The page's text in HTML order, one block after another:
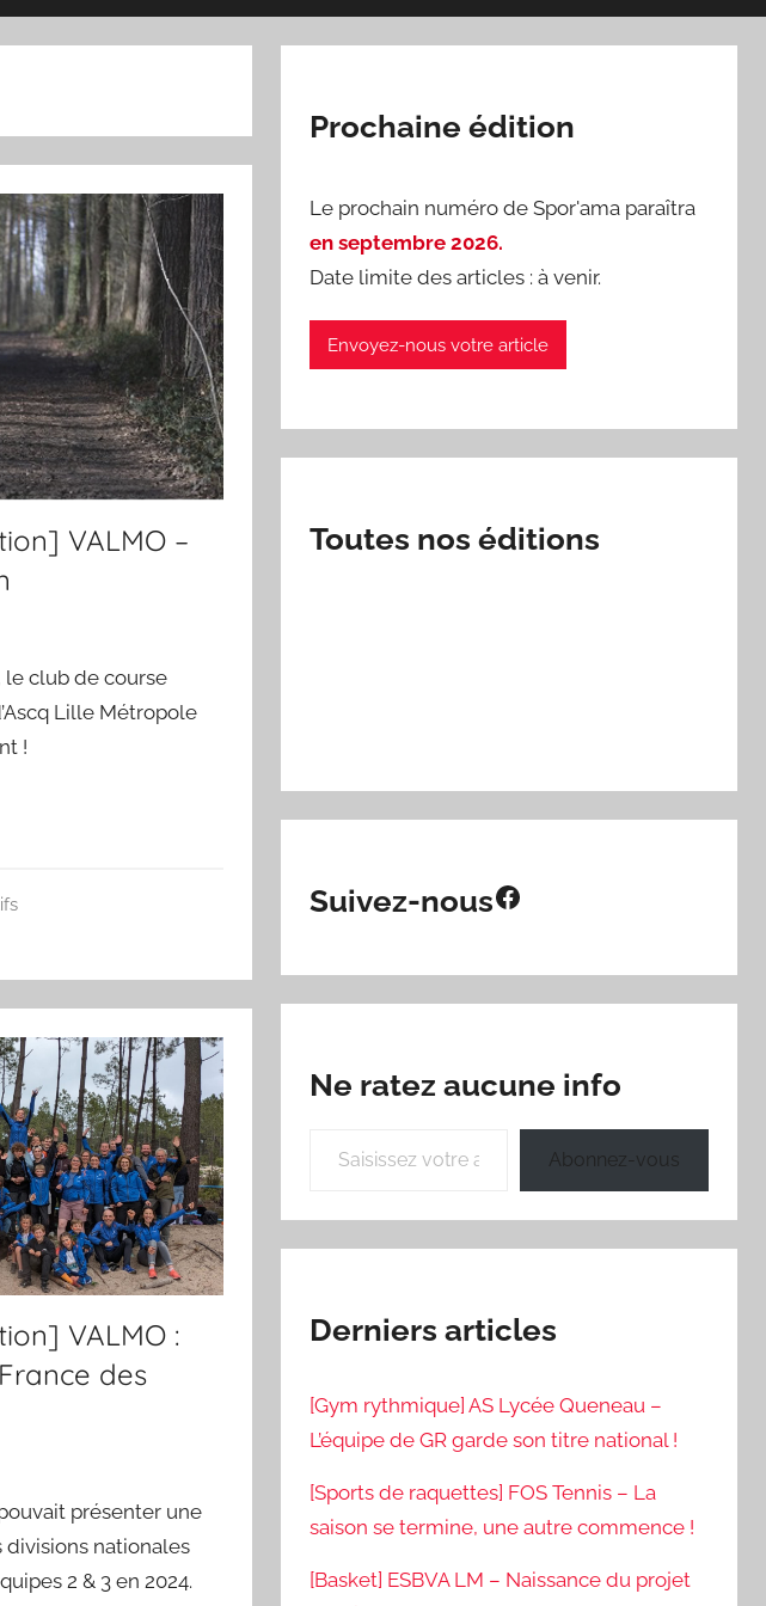
VALMO –
le club de course
Lille Métropole
!
VALMO :
des
présenter une
divisions nationales
2 & 3 en 2024.
Prochaine édition
Le prochain numéro de Spor'ama paraîtra
en septembre 2026.
Date limite des articles : à venir.
Envoyez-nous votre article
Toutes nos éditions
Suivez-nousFacebook
Ne ratez aucune info
Abonnez-vous
Derniers articles
[Gym rythmique] AS Lycée Queneau –
L’équipe de GR garde son titre national !
[Sports de raquettes] FOS Tennis – La
saison se termine, une autre commence !
[Basket] ESBVA LM – Naissance du projet